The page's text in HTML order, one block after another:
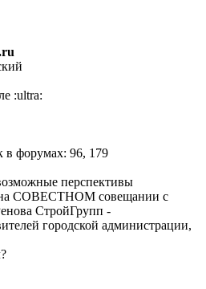
:ultra:
перспективы
на СОВЕСТНОМ совещании с
СтройГрупп -
городской администрации,